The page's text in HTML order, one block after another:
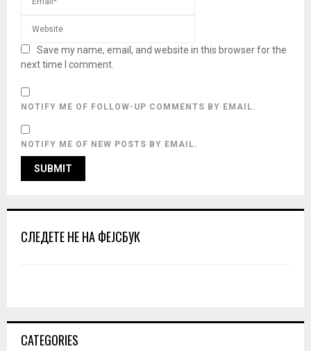
Save my name, email, and website in this browser for the
next time I comment.
NOTIFY ME OF FOLLOW-UP COMMENTS BY EMAIL.
NOTIFY ME OF NEW POSTS BY EMAIL.
СЛЕДЕТЕ НЕ НА ФЕЈСБУК
CATEGORIES